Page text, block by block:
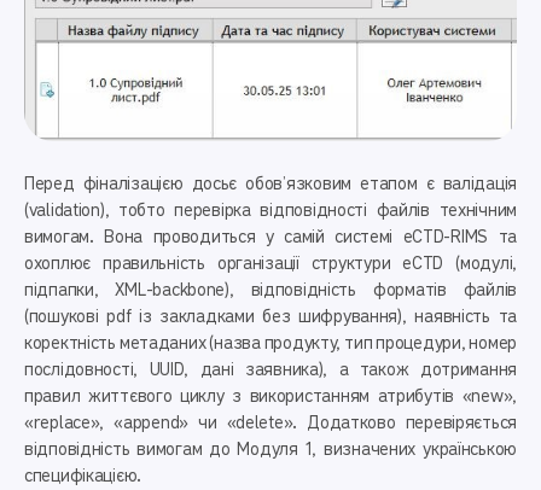
Перед фіналізацією досьє обов’язковим етапом є валідація
(validation), тобто перевірка відповідності файлів технічним
вимогам. Вона проводиться у самій системі eCTD-RIMS та
охоплює правильність організації структури eCTD (модулі,
підпапки, XML-backbone), відповідність форматів файлів
(пошукові pdf із закладками без шифрування), наявність та
коректність мета­даних (назва продукту, тип процедури, номер
послідовності, UUID, дані заявника), а також дотримання
правил життєвого циклу з використанням атрибутів «new»,
«replace», «append» чи «delete». Додатково перевіряється
відповідність вимогам до Модуля 1, визначених українською
специфікацією.